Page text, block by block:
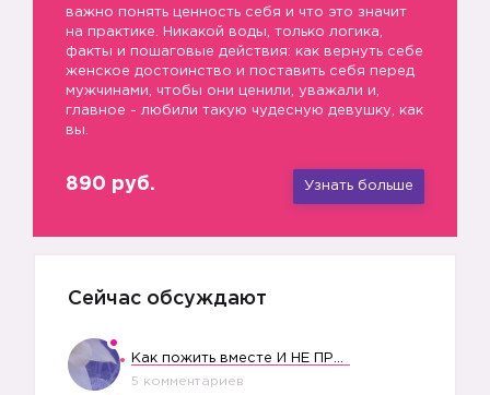
важно понять ценность себя и что это значит
на практике. Никакой воды, только логика,
факты и пошаговые действия: как вернуть себе
женское достоинство и поставить себя перед
мужчинами, чтобы они ценили, уважали и,
главное - любили такую чудесную девушку, как
вы.
890 руб. Узнать больше
Сейчас обсуждают
5 комментариев